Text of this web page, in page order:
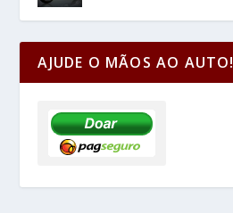
AJUDE O MÃOS AO AUTO!